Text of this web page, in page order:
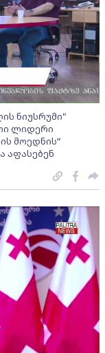
ნიუსრუმი"
ლიდერი
მოედნის“
აფასებენ